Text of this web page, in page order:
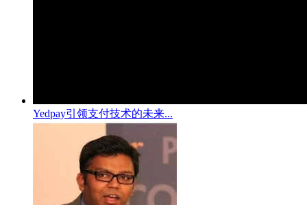
Yedpay引领支付技术的未来...